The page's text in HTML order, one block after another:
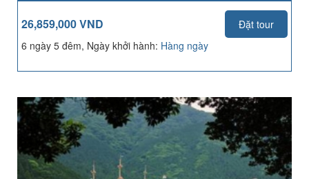
26,859,000 VND
Đặt tour
6 ngày 5 đêm, Ngày khởi hành: Hàng ngày